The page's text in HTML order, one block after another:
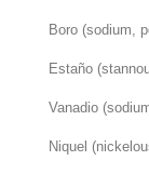
Boro (sodium,
Estaño
Vanadio
Niquel